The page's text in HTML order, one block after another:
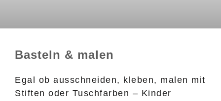
Basteln & malen
Egal ob ausschneiden, kleben, malen mit
Stiften oder Tuschfarben – Kinder